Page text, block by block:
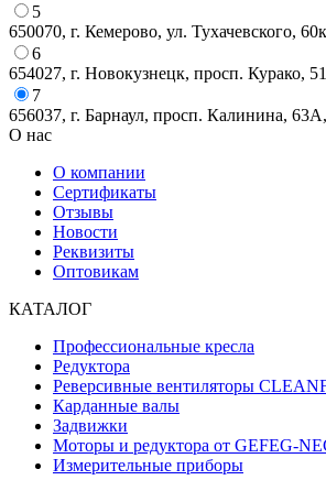
5
650070, г. Кемерово, ул. Тухачевского,
6
654027, г. Новокузнецк, просп. Курако,
7
656037, г. Барнаул, просп. Калинина,
О нас
О компании
Сертификаты
Отзывы
Новости
Реквизиты
Оптовикам
КАТАЛОГ
Профессиональные кресла
Редуктора
Реверсивные вентиляторы
Карданные валы
Задвижки
Моторы и редуктора от GEFEG-
Измерительные приборы